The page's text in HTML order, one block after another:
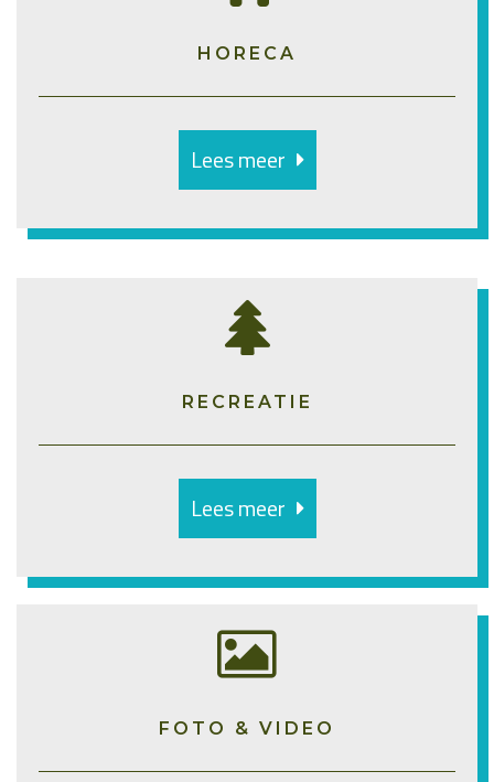
HORECA
Lees meer
RECREATIE
Lees meer
FOTO & VIDEO